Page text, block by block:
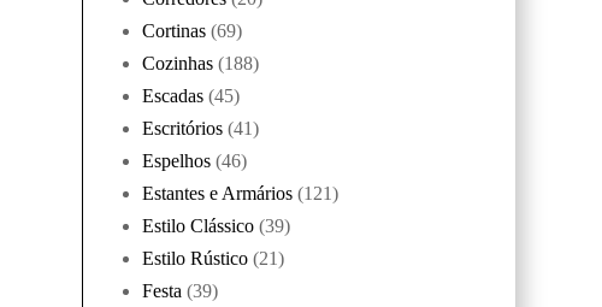
Cortinas (69)
Cozinhas (188)
Escadas (45)
Escritórios (41)
Espelhos (46)
Estantes e Armários (121)
Estilo Clássico (39)
Estilo Rústico (21)
Festa (39)